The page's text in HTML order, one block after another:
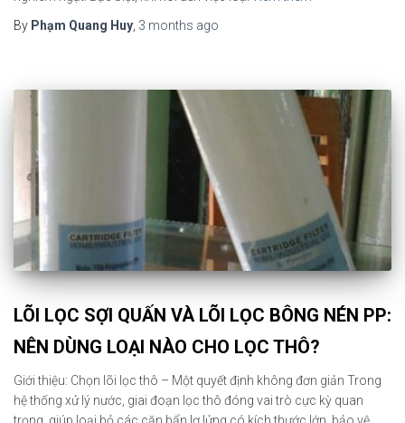
By Phạm Quang Huy 3 months ago
LÕI LỌC SỢI QUẤN VÀ LÕI LỌC BÔNG NÉN PP:
NÊN DÙNG LOẠI NÀO CHO LỌC THÔ?
Giới thiệu: Chọn lõi lọc thô – Một quyết định không đơn giản Trong
hệ thống xử lý nước, giai đoạn lọc thô đóng vai trò cực kỳ quan